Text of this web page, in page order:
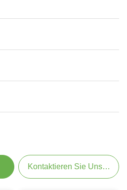
Kontaktieren Sie Uns Jetzt